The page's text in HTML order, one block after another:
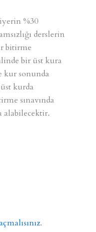
%30
derslerin
bitirme
bir üst kura
kur sonunda
kurda
sınavında
alabilecektir.
.